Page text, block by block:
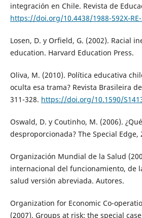
integración en Chile. Revista de
https://doi.org/10.4438/1988-592X-
Losen, D. y Orfield, G. (2002). Racial
education. Harvard Education Press.
Oliva, M. (2010). Política educativa
oculta esa trama? Revista Brasileira
311-328. https://doi.org/10.1590/
Oswald, D. y Coutinho, M. (2006).
desproporcionada? The Special Edge,
Organización Mundial de la Salud
internacional del funcionamiento, de
salud versión abreviada. Autores.
Organization for Economic Co-
(2007). Groups at risk: the special